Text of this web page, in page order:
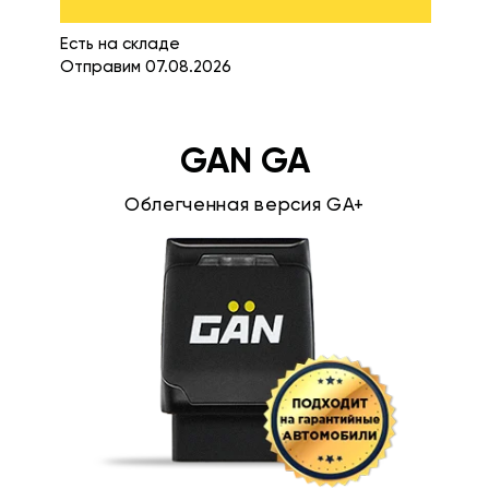
Есть на складе
Отправим 07.08.2026
GAN GA
Облегченная версия GA+